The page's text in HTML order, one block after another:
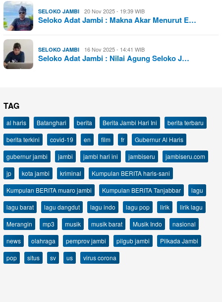
SELOKO JAMBI 20 Nov 2025 - 19:39 WIB
Seloko Adat Jambi : Makna Akar Menurut E…
SELOKO JAMBI 16 Nov 2025 - 14:41 WIB
Seloko Adat Jambi : Nilai Agung Seloko J…
TAG
al haris Batanghari berita Berita Jambi Hari Ini
berita terbaru
berita terkini
covid-19 en film fr
Gubernur Al Haris
gubernur jambi
jambi jambi hari ini jambiseru
jambiseru.com
jp
kota jambi kriminal
Kumpulan BERITA haris-sani
Kumpulan BERITA muaro jambi
Kumpulan BERITA Tanjabbar
lagu
lagu barat
lagu dangdut lagu indo lagu pop lirik
lirik lagu
Merangin
mp3 musik musik barat Musik Indo
nasional
news
olahraga pemprov jambi pilgub jambi
Pilkada Jambi
pop
situs sv us virus corona